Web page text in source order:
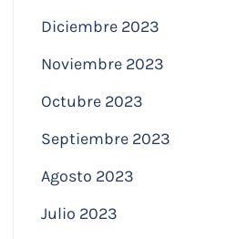
Diciembre 2023
Noviembre 2023
Octubre 2023
Septiembre 2023
Agosto 2023
Julio 2023